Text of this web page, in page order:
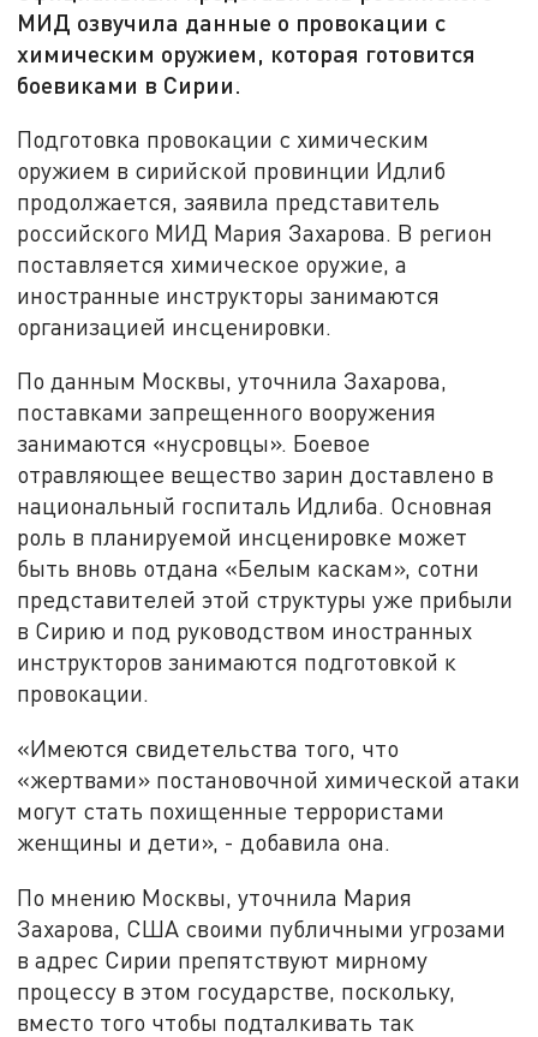
МИД озвучила данные о провокации с
химическим оружием, которая готовится
боевиками в Сирии.
Подготовка провокации с химическим
оружием в сирийской провинции Идлиб
продолжается, заявила представитель
российского МИД Мария Захарова. В регион
поставляется химическое оружие, а
иностранные инструкторы занимаются
организацией инсценировки.
По данным Москвы, уточнила Захарова,
поставками запрещенного вооружения
занимаются «нусровцы». Боевое
отравляющее вещество зарин доставлено в
национальный госпиталь Идлиба. Основная
роль в планируемой инсценировке может
быть вновь отдана «Белым каскам», сотни
представителей этой структуры уже прибыли
в Сирию и под руководством иностранных
инструкторов занимаются подготовкой к
провокации.
«Имеются свидетельства того, что
«жертвами» постановочной химической атаки
могут стать похищенные террористами
женщины и дети», - добавила она.
По мнению Москвы, уточнила Мария
Захарова, США своими публичными угрозами
в адрес Сирии препятствуют мирному
процессу в этом государстве, поскольку,
вместо того чтобы подталкивать так